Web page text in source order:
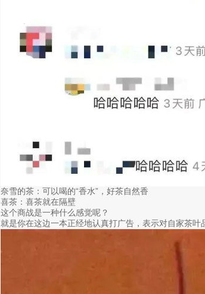
奈雪的茶：可以喝的“香水”，好茶自然香
喜茶：喜茶就在隔壁
这个商战是一种什么感觉呢？
就是你在这边一本正经地认真打广告，表示对自家茶叶